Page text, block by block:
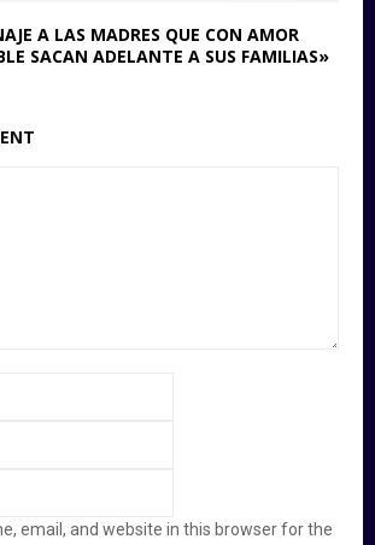
A LAS MADRES QUE CON AMOR
SACAN ADELANTE A SUS FAMILIAS»
email, and website in this browser for the